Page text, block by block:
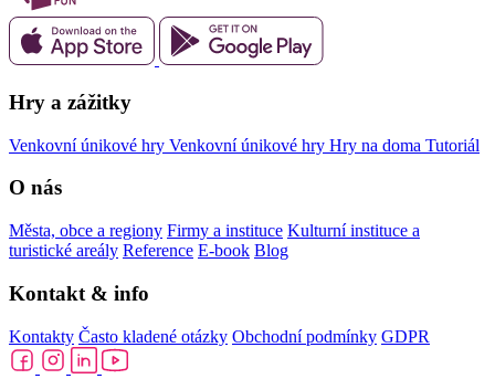
Hry a zážitky
Venkovní únikové hry Venkovní únikové hry Hry na doma Tutoriál
O nás
Města, obce a regiony Firmy a instituce Kulturní instituce a
turistické areály Reference E-book Blog
Kontakt & info
Kontakty Často kladené otázky Obchodní podmínky GDPR